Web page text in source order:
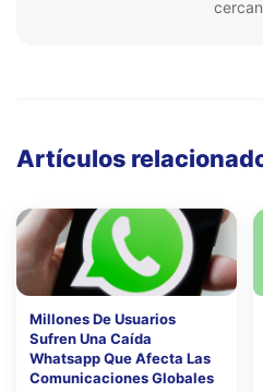
Artículos
Millones De Usuarios
Sufren Una Caída
Whatsapp Que Afecta Las
Comunicaciones Globales